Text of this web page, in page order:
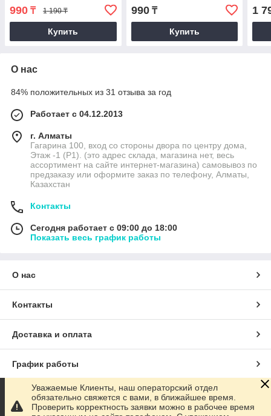
990 ₸ 1 190 ₸
Купить
990₸
Купить
1
О нас
84% положительных из 31 отзыва за год
Работает с 04.12.2013
г. Алматы
Гагарина 100, вход со стороны двора по центру дома,
Этаж -1 (P1). (это адрес склада, магазина нет, весь
ассортимент на сайте интернет-магазина) самовывоз по
предзаказу или оформите заказ по телефону, Алматы,
Казахстан
Контакты
Сегодня работает с 09:00 до 18:00
Показать весь график работы
О нас
Контакты
Доставка и оплата
График работы
Полная версия сайта
Уважаемые Клиенты, наш операторский отдел
обязательно свяжется с вами, в ближайшее время.
Проверить корректность заявки можно в рабочее время